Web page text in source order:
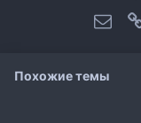
Похожие темы